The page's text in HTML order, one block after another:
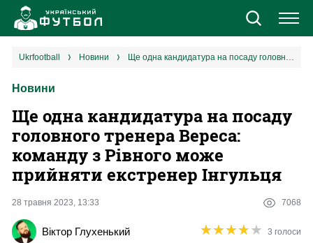
Новини
Єврокубки
УПЛ
ukrfootball новини Ще одна кандидатура на посаду головного тренера Вереса: команду з Рівного може прийняти екстренер Інгульця
Новини
Ще одна кандидатура на посаду
головного тренера Вереса:
команду з Рівного може
прийняти екстренер Інгульця
28 травня 2023, 13:33 7068
Віктор Глухенький ★★★★★
★★★★★ 3 голоси